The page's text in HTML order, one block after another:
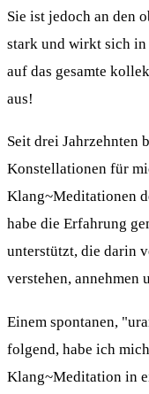
Sie ist jedoch an den
stark und wirkt sich
auf das gesamte
aus!
Seit drei Jahrzehnten
Konstellationen für
Klang~Meditationen
habe die Erfahrung
unterstützt, die darin
verstehen, annehmen
Einem spontanen,
folgend, habe ich
Klang~Meditation in